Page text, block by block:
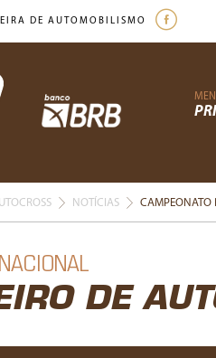
DE AUTOMOBILISMO
NOTÍCIAS CAMPEONATO
DE